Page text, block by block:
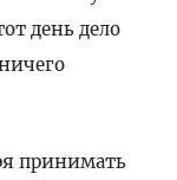
день дело
принимать